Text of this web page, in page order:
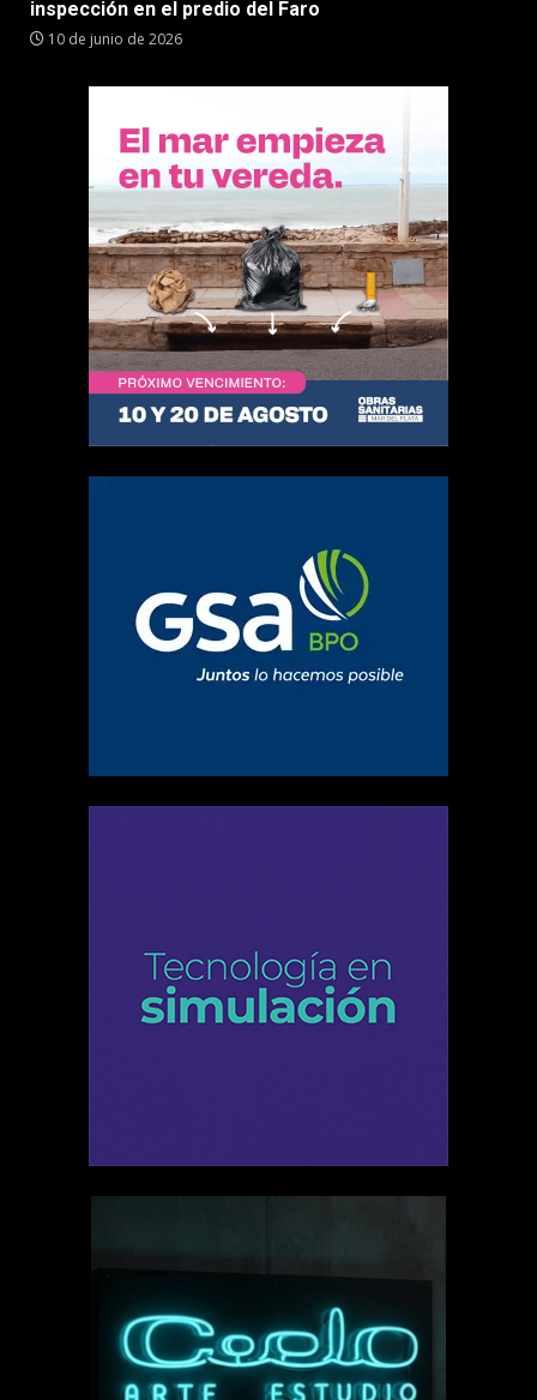
inspección en el predio del Faro
10 de junio de 2026